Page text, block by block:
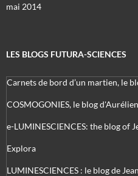
mai 2014
LES BLOGS FUTURA-SCIENCES
Carnets de bord d’un martien, le
COSMOGONIES, le blog
e-LUMINESCIENCES: the blog of
Explora
LUMINESCIENCES : le blog de